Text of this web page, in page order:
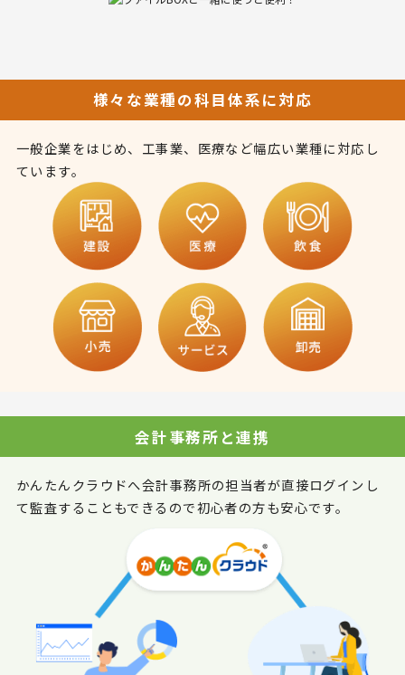
様々な業種の科目体系に対応
一般企業をはじめ、工事業、医療など幅広い業種に対応し
ています。
会計事務所と連携
かんたんクラウドへ会計事務所の担当者が直接ログインし
て監査することもできるので初心者の方も安心です。